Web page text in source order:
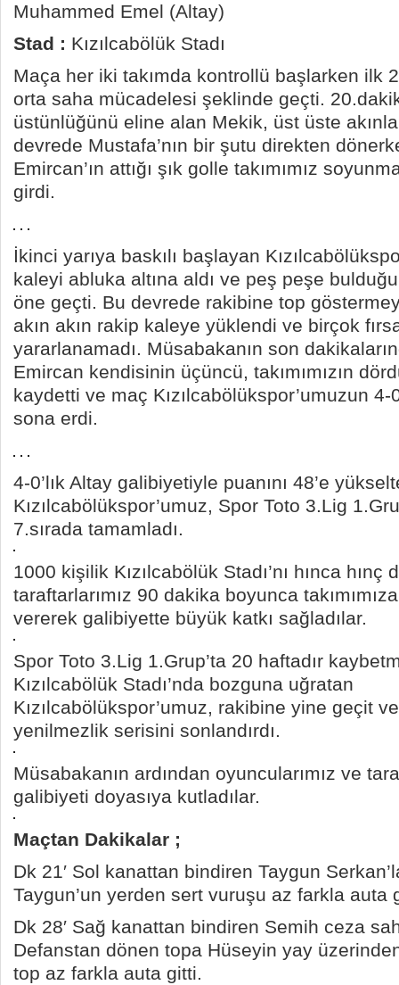
Muhammed Emel (Altay)
Stad : Kızılcabölük Stadı
Maça her iki takımda kontrollü başlarken ilk
orta saha mücadelesi şeklinde geçti.
üstünlüğünü eline alan Mekik, üst üste
devrede Mustafa’nın bir şutu direkten
Emircan’ın attığı şık golle takımımız
girdi.
İkinci yarıya baskılı başlayan
kaleyi abluka altına aldı ve peş peşe
öne geçti. Bu devrede rakibine top
akın akın rakip kaleye yüklendi ve birçok
yararlanamadı. Müsabakanın son
Emircan kendisinin üçüncü, takımımızın
kaydetti ve maç Kızılcabölükspor’umuzun
sona erdi.
4-0’lık Altay galibiyetiyle puanını 48’e
Kızılcabölükspor’umuz, Spor Toto 3.Lig
7.sırada tamamladı.
1000 kişilik Kızılcabölük Stadı’nı hınca hınç
taraftarlarımız 90 dakika boyunca
vererek galibiyette büyük katkı sağladılar.
Spor Toto 3.Lig 1.Grup’ta 20 haftadır
Kızılcabölük Stadı’nda bozguna uğratan
Kızılcabölükspor’umuz, rakibine yine geçit
yenilmezlik serisini sonlandırdı.
Müsabakanın ardından oyuncularımız ve
galibiyeti doyasıya kutladılar.
Maçtan Dakikalar ;
Dk 21′ Sol kanattan bindiren Taygun
Taygun’un yerden sert vuruşu az farkla auta
Dk 28′ Sağ kanattan bindiren Semih ceza
Defanstan dönen topa Hüseyin yay
top az farkla auta gitti.